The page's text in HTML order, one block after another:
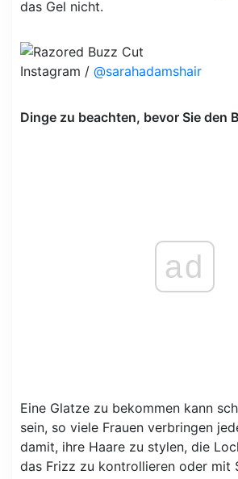
das Gel nicht.
Instagram / @sarahadamshair
Dinge zu beachten, bevor Sie den
ad
Eine Glatze zu bekommen kann
sein, so viele Frauen verbringen
damit, ihre Haare zu stylen, die
das Frizz zu kontrollieren oder mit